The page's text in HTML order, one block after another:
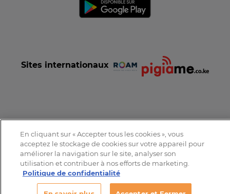
Sites internationaux
Tous droits réservés © 2016-2026 Expat-Dakar
En cliquant sur « Accepter tous les cookies », vous
acceptez le stockage de cookies sur votre appareil pour
améliorer la navigation sur le site, analyser son
utilisation et contribuer à nos efforts de marketing.
Politique de confidentialité